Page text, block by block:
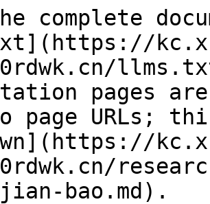
complete
pages
page URLs;
bao.md).